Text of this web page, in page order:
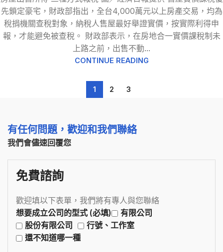
先鎖定豪宅，財政部指出，全台4,000萬元以上房產交易，均為
稅捐機關查稅對象，納稅人售屋最好舉證實價，按實際利得申
報，才能避免被查稅。 財政部表示，在房地合一實價課稅制未
上路之前，出售不動...
CONTINUE READING
1 2 3
有任何問題，歡迎和我們聯絡
我們會儘速回覆您
免費諮詢
歡迎填以下表單，我們將有專人與您聯絡
想要成立公司的型式 (必填)
有限公司
股份有限公司
行號、工作室
還不知道哪一種